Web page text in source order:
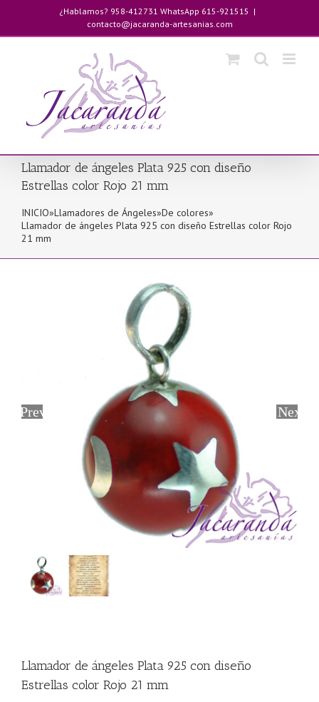
contenido
¿Hablamos? 958-412731 WhatsApp 615-921515 |
contacto@jacaranda-artesanias.com
Llamador de ángeles Plata 925 con diseño
Estrellas color Rojo 21 mm
INICIO»Llamadores de Ángeles»De colores»
Llamador de ángeles Plata 925 con diseño Estrellas color Rojo
21 mm
Previous Next
Llamador de ángeles Plata 925 con diseño
Estrellas color Rojo 21 mm